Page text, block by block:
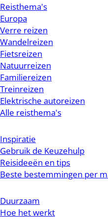
Reisthema's
Europa
Verre reizen
Wandelreizen
Fietsreizen
Natuurreizen
Familiereizen
Treinreizen
Elektrische autoreizen
Alle reisthema's
Inspiratie
Gebruik de Keuzehulp
Reisideeën en tips
Beste bestemmingen per
Duurzaam
Hoe het werkt